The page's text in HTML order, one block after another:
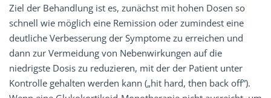
Ziel der Behandlung ist es, zunächst mit hohen Dosen so
schnell wie möglich eine Remission oder zumindest eine
deutliche Verbesserung der Symptome zu erreichen und
dann zur Vermeidung von Nebenwirkungen auf die
niedrigste Dosis zu reduzieren, mit der der Patient unter
Kontrolle gehalten werden kann („hit hard, then back off”).